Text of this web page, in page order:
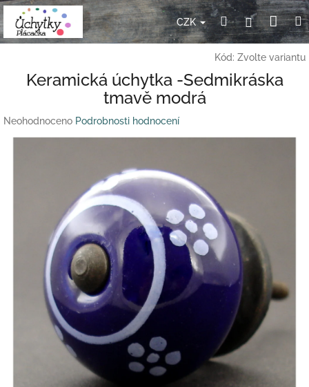
Přejít
na
obsah
CZK HledatPřihlášení
Kód: Zvolte variantu
Keramická úchytka -Sedmikráska
tmavě modrá
Průměrné
Neohodnoceno Podrobnosti hodnocení